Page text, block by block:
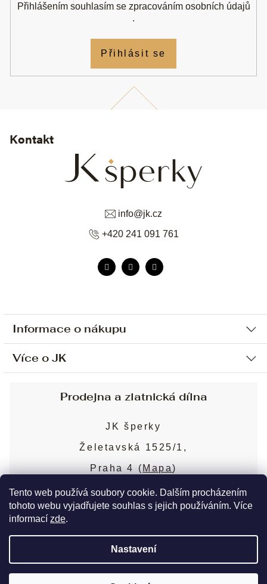
Tento web používá soubory cookie. Dalším procházením
tohoto webu vyjadřujete souhlas s jejich používáním. Více
informací zde.
Nastavení
Informace o nákupu
Ochrana osobních údajů
Sjednání osobní schůzky
Obchodní podmínky
Puncovní značky
Více o JK
Blog
Nejčastější dotazy
Kontakt
info@jk.cz
+420 241 091 761
Přihlášením souhlasím se zpracováním osobních údajů
.
Přihlásit se
Prodejna a zlatnická dílna
JK šperky
Želetavská 1525/1,
Praha 4 ( Mapa)
Více o prodejně
Copyright 2026JK šperky. Všechna práva
Upravit nastavení cookies